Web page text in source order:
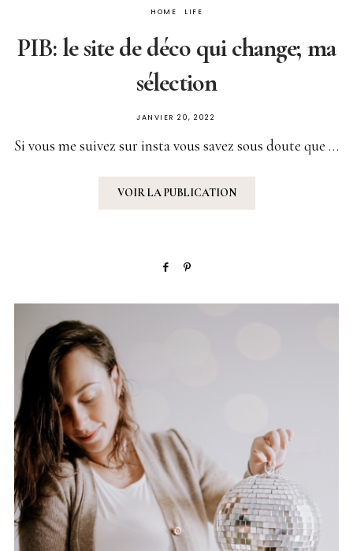
HOME LIFE
PIB: le site de déco qui change; ma
sélection
PUBLIÉ
JANVIER 20, 2022
Si vous me suivez sur insta vous savez sous doute que …
VOIR LA PUBLICATION